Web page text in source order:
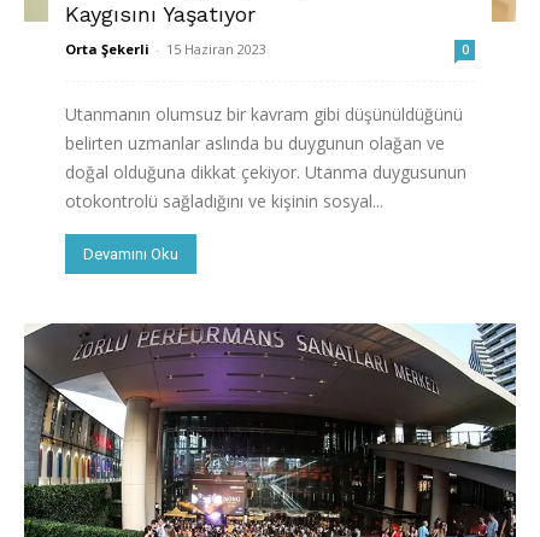
Kaygısını Yaşatıyor
Orta Şekerli - 15 Haziran 2023 0
Utanmanın olumsuz bir kavram gibi düşünüldüğünü
belirten uzmanlar aslında bu duygunun olağan ve
doğal olduğuna dikkat çekiyor. Utanma duygusunun
otokontrolü sağladığını ve kişinin sosyal...
Devamını Oku